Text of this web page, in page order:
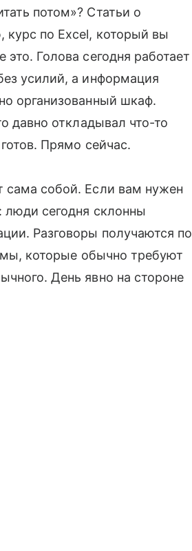
потом»? Статьи о
курс по Excel, который вы
Голова сегодня работает
усилий, а информация
организованный шкаф.
давно откладывал что-то
Прямо сейчас.
сама собой. Если вам нужен
люди сегодня склонны
Разговоры получаются по
которые обычно требуют
День явно на стороне